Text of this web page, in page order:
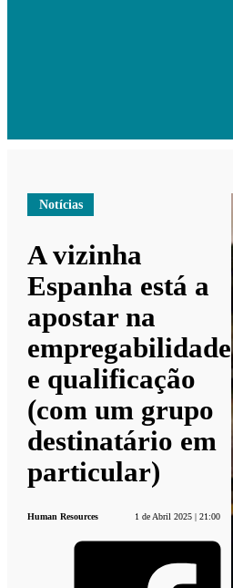
Notícias
A vizinha
Espanha está a
apostar na
empregabilidade
e qualificação
(com um grupo
destinatário em
particular)
Human Resources 1 de Abril 2025 | 21:00